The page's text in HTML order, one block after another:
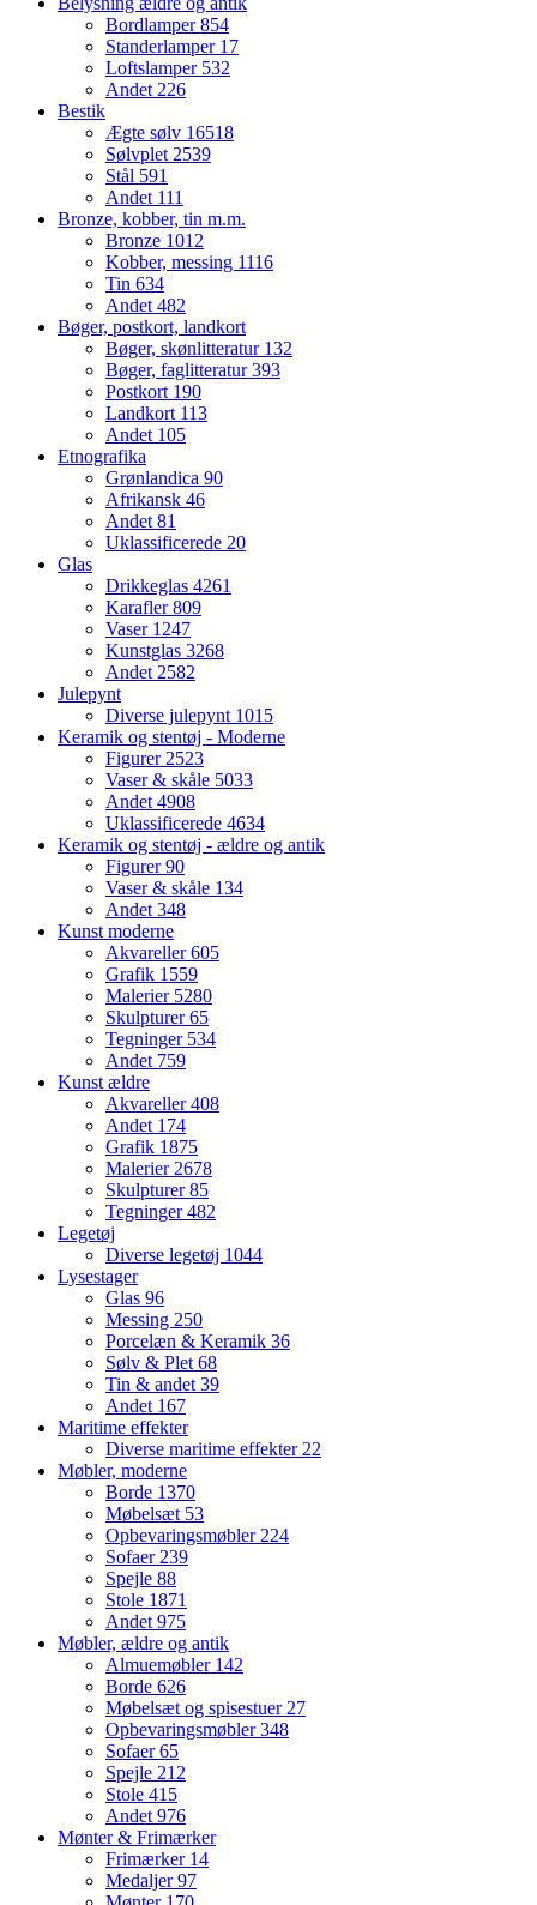
Bordlamper854
Standerlamper 17
Loftslamper 532
Andet 226
Bestik
Ægte sølv 16518
Sølvplet 2539
Stål 591
Andet 111
Bronze, kobber, tin m.m.
Bronze 1012
Kobber, messing 1116
Tin 634
Andet 482
Bøger, postkort, landkort
Bøger, skønlitteratur 132
Bøger, faglitteratur393
Postkort 190
Landkort 113
Andet 105
Etnografika
Grønlandica 90
Afrikansk 46
Andet 81
Uklassificerede 20
Glas
Drikkeglas 4261
Karafler809
Vaser 1247
Kunstglas 3268
Andet 2582
Julepynt
Diverse julepynt 1015
Keramik og stentøj - Moderne
Figurer 2523
Vaser & skåle 5033
Andet 4908
Uklassificerede 4634
Keramik og stentøj - ældre og antik
Figurer90
Vaser & skåle 134
Andet 348
Kunst moderne
Akvareller605
Grafik 1559
Malerier 5280
Skulpturer65
Tegninger 534
Andet 759
Kunst ældre
Akvareller408
Andet 174
Grafik 1875
Malerier 2678
Skulpturer85
Tegninger482
Legetøj
Diverse legetøj 1044
Lysestager
Glas 96
Messing 250
Porcelæn & Keramik 36
Sølv & Plet 68
Tin & andet 39
Andet 167
Maritime effekter
Diverse maritime effekter 22
Møbler, moderne
Borde 1370
Møbelsæt 53
Opbevaringsmøbler 224
Sofaer 239
Spejle 88
Stole 1871
Andet 975
Møbler, ældre og antik
Almuemøbler 142
Borde 626
Møbelsæt og spisestuer 27
Opbevaringsmøbler348
Sofaer65
Spejle 212
Stole 415
Andet 976
Mønter & Frimærker
Frimærker 14
Medaljer97